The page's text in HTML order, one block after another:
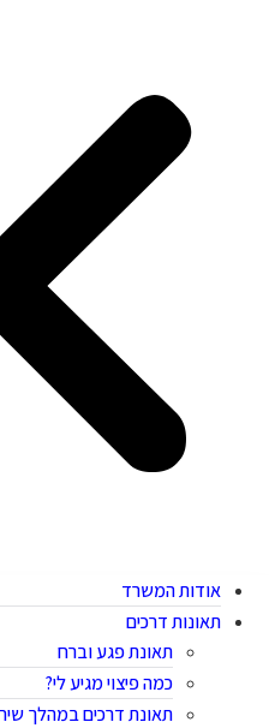
אודות המשרד
תאונות דרכים
תאונת פגע וברח
כמה פיצוי מגיע לי?
תאונת דרכים במהלך